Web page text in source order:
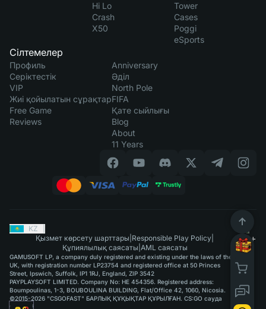
Hi Lo
Crash
X50
Tower
Cases
Poggi
eSports
Сілтемелер
Профиль
Серіктестік
VIP
Жиі қойылатын сұрақтар
Free Game
Reviews
Anniversary
Әділ
North Pole
FIFA
Қате сыйлығы
Blog
About
11 Years
KZ
Қызмет көрсету шарттары Responsible Play Policy
Құпиялылық саясаты AML саясаты
GAMUSOFT LP, a company duly registered and existing under the laws of the
UK, with registration number LP23754 and registered office at 50 Princes
Street, Ipswich, Suffolk, IP1 1RJ, England, ZIP 3542
PAYPLAYSOFT LIMITED. Company No: HE 454356. Registered address:
Boumpoulinas, 1-3, BOUBOULINA BUILDING, Flat/Office 42, 1060, Nicosia.
©2015-2026 "CSGOFAST" БАРЛЫҚ ҚҰҚЫҚТАР ҚҰРЫЛҒАН. CS:GO сауда
қызметі